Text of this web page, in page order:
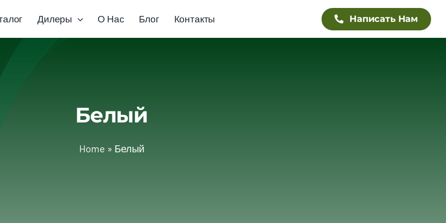
Дилеры О Нас Блог Контакты Написать Нам
Белый
Home » Белый